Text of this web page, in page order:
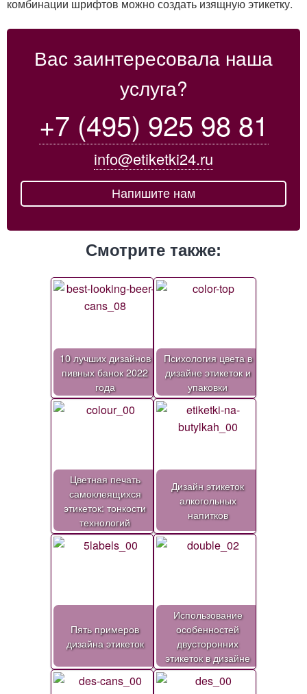
комбинации шрифтов можно создать изящную этикетку.
Вас заинтересовала наша
услуга?
+7 (495) 925 98 81
info@etiketki24.ru
Напишите нам
Смотрите также:
10 лучших дизайнов
пивных банок 2022
года
Психология цвета в
дизайне этикеток и
упаковки
Цветная печать
самоклеящихся
этикеток: тонкости
технологий
Дизайн этикеток
алкогольных
напитков
Пять примеров
дизайна этикеток
Использование
особенностей
двусторонних
этикеток в дизайне